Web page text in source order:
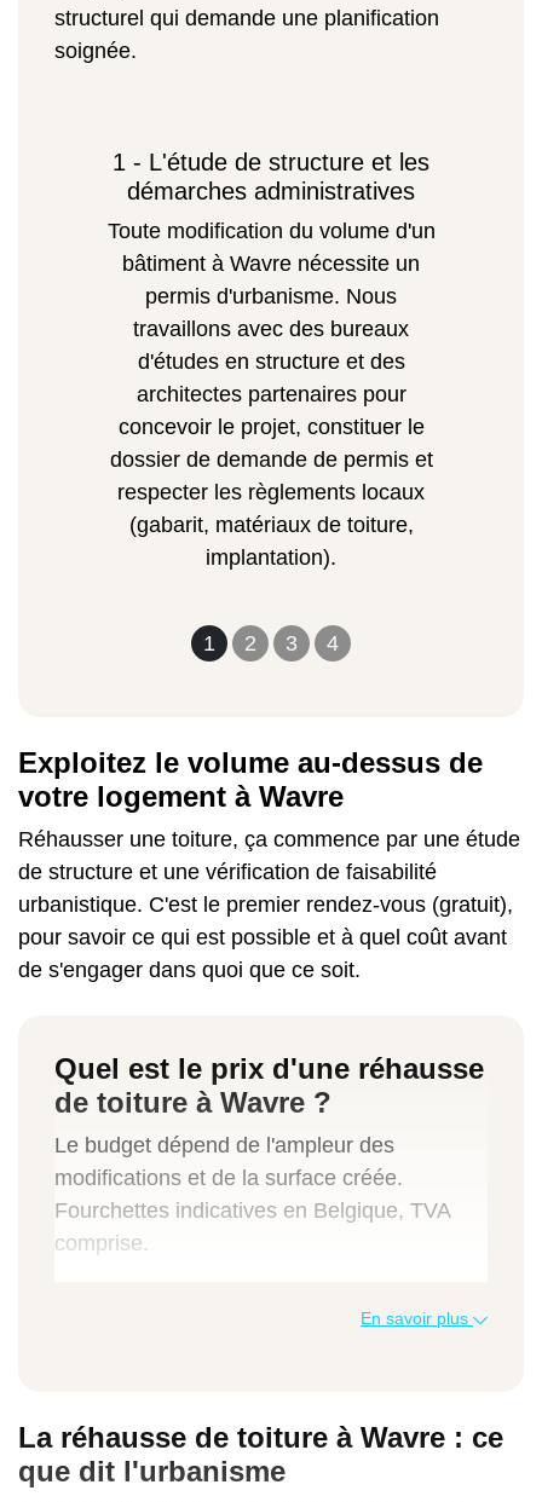
structurel qui demande une planification
soignée.
1 2 3 4
1 - L'étude de structure et les
démarches administratives
Toute modification du volume d'un
bâtiment à Wavre nécessite un
permis d'urbanisme. Nous
travaillons avec des bureaux
d'études en structure et des
architectes partenaires pour
concevoir le projet, constituer le
dossier de demande de permis et
respecter les règlements locaux
(gabarit, matériaux de toiture,
implantation).
Exploitez le volume au-dessus de
votre logement à Wavre
Réhausser une toiture, ça commence par une étude
de structure et une vérification de faisabilité
urbanistique. C'est le premier rendez-vous (gratuit),
pour savoir ce qui est possible et à quel coût avant
de s'engager dans quoi que ce soit.
Quel est le prix d'une réhausse
de toiture à Wavre ?
Le budget dépend de l'ampleur des
modifications et de la surface créée.
Fourchettes indicatives en Belgique, TVA
comprise.
Réhausse partielle de toiture (modification
En savoir plus
La réhausse de toiture à Wavre : ce
que dit l'urbanisme